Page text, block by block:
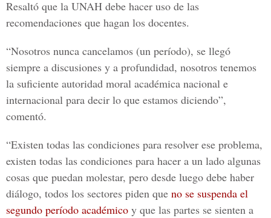
Resaltó que la UNAH debe hacer uso de las
recomendaciones que hagan los docentes.
“Nosotros nunca cancelamos (un período), se llegó
siempre a discusiones y a profundidad, nosotros tenemos
la suficiente autoridad moral académica nacional e
internacional para decir lo que estamos diciendo”,
comentó.
“Existen todas las condiciones para resolver ese problema,
existen todas las condiciones para hacer a un lado algunas
cosas que puedan molestar, pero desde luego debe haber
diálogo, todos los sectores piden que no se suspenda el
segundo período académico y que las partes se sienten a